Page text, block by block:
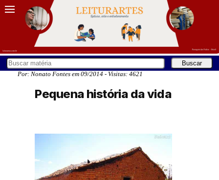
Por: Nonato Fontes em 09/2014 - Visitas: 4621
Pequena história da vida